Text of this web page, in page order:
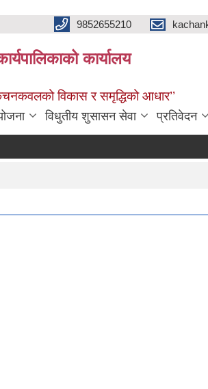
9852655210
कार्यालय
कचनकवलको विकास र समृद्धिको आधार’’
विधुतीय शुसासन सेवा प्रतिवेदन